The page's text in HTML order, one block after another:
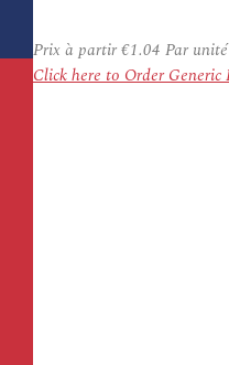
Prix à partir€1.04 Par unité
Click here to Order